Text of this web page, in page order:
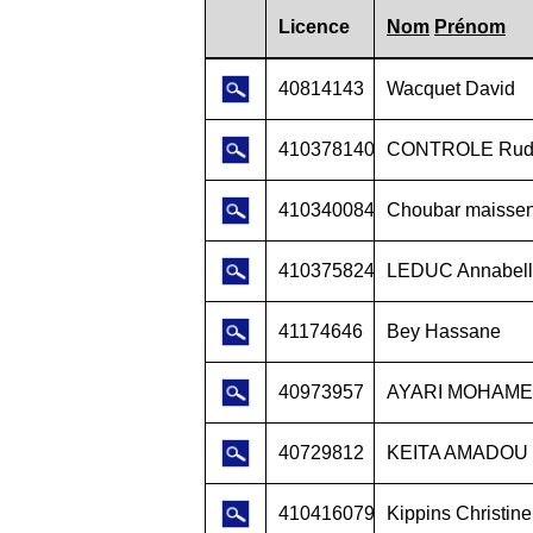
Licence Nom Prénom
40814143 Wacquet David
410378140 CONTROLE
410340084 Choubar
410375824 LEDUC
41174646 Bey Hassane
40973957 AYARI
40729812 KEITA AMADOU
410416079 Kippins Christine